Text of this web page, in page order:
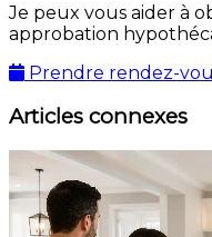
Je peux vous aider à
approbation
Prendre rendez-
Articles connexes